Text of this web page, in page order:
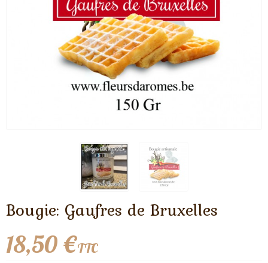
Bougie: Gaufres de Bruxelles
18,50 €TTC